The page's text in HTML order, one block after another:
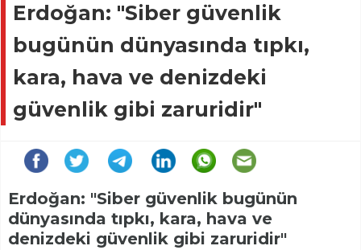
Erdoğan: "Siber güvenlik
bugünün dünyasında tıpkı,
kara, hava ve denizdeki
güvenlik gibi zaruridir"
Erdoğan: "Siber güvenlik bugünün
dünyasında tıpkı, kara, hava ve
denizdeki güvenlik gibi zaruridir"